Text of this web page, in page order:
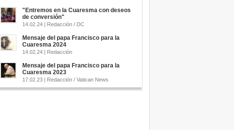
"Entremos en la Cuaresma con deseos
de conversión"
14.02.24 | Redacción / DC
Mensaje del papa Francisco para la
Cuaresma 2024
14.02.24 | Redacción
Mensaje del papa Francisco para la
Cuaresma 2023
17.02.23 | Redacción / Vatican News